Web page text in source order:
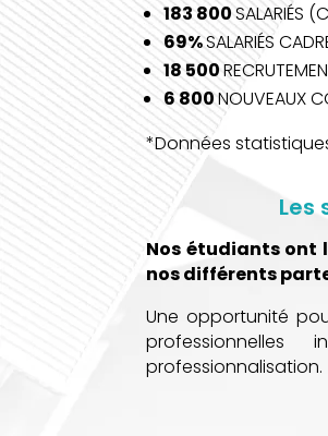
183 800SALARIÉS
69%SALARIÉS
18 500
6 800NOUVEAUX
*Données statistiques
Les
Nos étudiants ont
nos différents
Une opportunité
professionnalisation.